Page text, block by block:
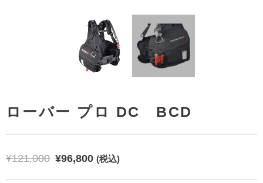
ローバー プロ DC BCD
¥121,000 ¥96,800 (税込)